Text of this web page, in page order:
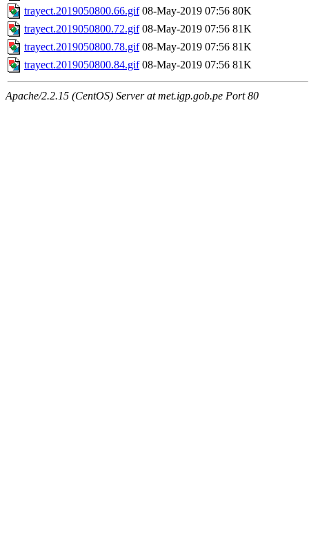
trayect.2019050800.66.gif 08-May-2019 07:56 80K
trayect.2019050800.72.gif 08-May-2019 07:56 81K
trayect.2019050800.78.gif 08-May-2019 07:56 81K
trayect.2019050800.84.gif 08-May-2019 07:56 81K
Apache/2.2.15 (CentOS) Server at met.igp.gob.pe Port 80